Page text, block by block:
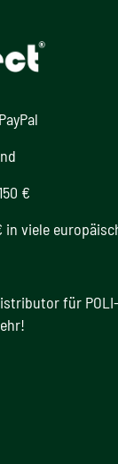
€
in viele
für POLI-